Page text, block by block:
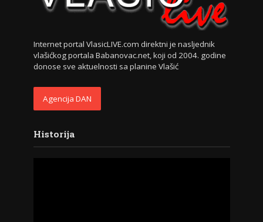
Internet portal VlasicLIVE.com direktni je nasljednik
vlašićkog portala Babanovac.net, koji od 2004. godine
donose sve aktuelnosti sa planine Vlašić
Agencija DAN
Historija